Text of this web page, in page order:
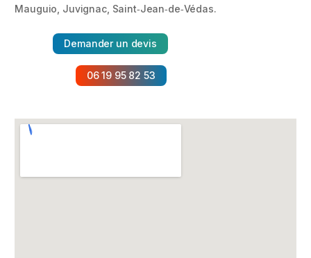
Mauguio, Juvignac, Saint‑Jean‑de‑Védas.
Demander un devis
06 19 95 82 53